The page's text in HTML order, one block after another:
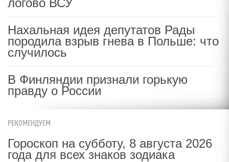
логово ВСУ
Нахальная идея депутатов Рады
породила взрыв гнева в Польше: что
случилось
В Финляндии признали горькую
правду о России
РЕКОМЕНДУЕМ
Гороскоп на субботу, 8 августа 2026
года для всех знаков зодиака